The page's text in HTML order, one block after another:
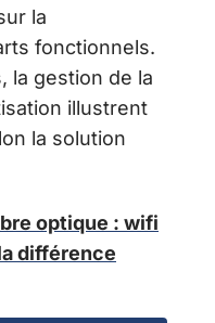
la
fonctionnels.
la gestion de la
illustrent
la solution
optique : wifi
différence